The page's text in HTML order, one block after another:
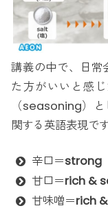
講義の中で、日常
た方がいいと感
（seasoning）
関する英語表現です
辛口＝strong
甘口＝rich &
甘味噌＝rich